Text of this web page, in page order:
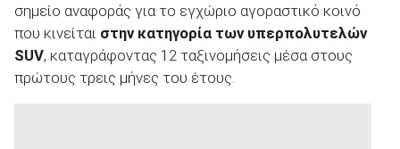
ΑΝΑΖΗΤΗΣΗ
Μεταχειρισμένα
σημείο αναφοράς για το εγχώριο αγοραστικό κοινό
που κινείται στην κατηγορία των υπερπολυτελών
SUV, καταγράφοντας 12 ταξινομήσεις μέσα στους
πρώτους τρεις μήνες του έτους.